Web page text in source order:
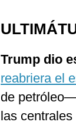
Trump dio
reabriera el
de
las